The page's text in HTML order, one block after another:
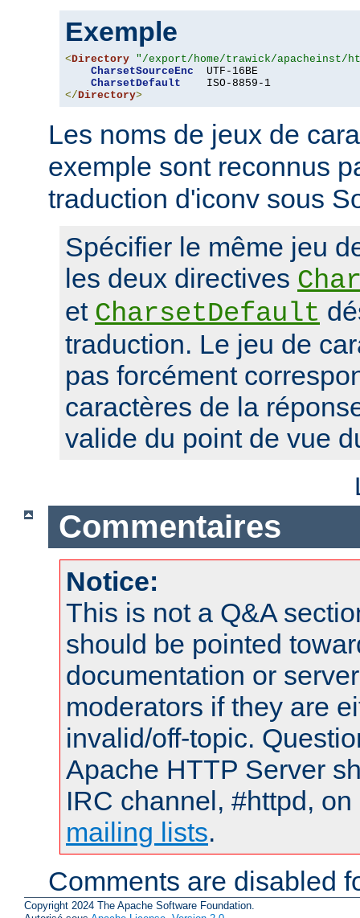
Exemple
<Directory "/export/home/trawick/apacheinst/
CharsetSourceEnc
  UTF-16BE
CharsetDefault
</Directory>
Les noms de jeux de
exemple sont reconnus
traduction d'iconv sous
Spécifier le même jeu
les deux directives
et CharsetDefault
traduction. Le jeu de
pas forcément
caractères de la
valide du point de vue
Commentaires
Notice:
This is not a Q&A
should be pointed
documentation or
moderators if they are
invalid/off-topic.
Apache HTTP Server
IRC channel, #httpd,
mailing lists.
Comments are disabled
Copyright 2024 The Apache Software Foundation.